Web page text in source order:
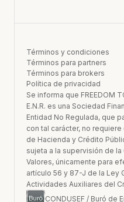
Términos y condiciones
Términos para partners
Términos para brokers
Política de privacidad
Se informa que FREEDOM
E.N.R. es una Sociedad
Entidad No Regulada, que
con tal carácter, no
de Hacienda y Crédito
sujeta a la supervisión de
Valores, únicamente para
artículo 56 y 87-J de la Ley
Actividades Auxiliares del
CONDUSEF / Buró de